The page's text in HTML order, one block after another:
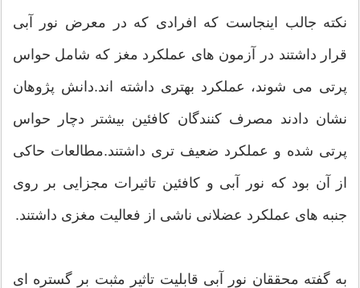
نکته جالب اینجاست که افرادی که در معرض نور آبی
قرار داشتند در آزمون های عملکرد مغز که شامل حواس
پرتی می شوند، عملکرد بهتری داشته اند.دانش پژوهان
نشان دادند مصرف کنندگان کافئین بیشتر دچار حواس
پرتی شده و عملکرد ضعیف تری داشتند.مطالعات حاکی
از آن بود که نور آبی و کافئین تاثیرات مجزایی بر روی
جنبه های عملکرد عضلانی ناشی از فعالیت مغزی داشتند.
به گفته محققان نور آبی قابلیت تاثیر مثبت بر گستره ای